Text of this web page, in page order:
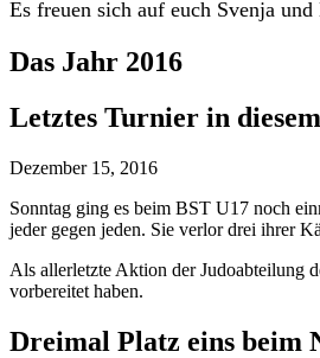
Es freuen sich auf euch Svenja und
Das Jahr 2016
Letztes Turnier in
Dezember 15, 2016
Sonntag ging es beim BST U17 noch
jeder gegen jeden. Sie verlor drei ihrer
Als allerletzte Aktion der Judoabteilung
vorbereitet haben.
Dreimal Platz eins beim